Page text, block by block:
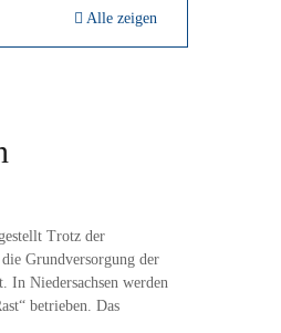
Alle zeigen
Trotz der
Grundversorgung der
In Niedersachsen werden
betrieben. Das